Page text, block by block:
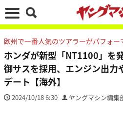
欧州で一番人気のツアラーがパフォー
ホンダが新型「NT1100」を
御サスを採用、エンジン出力
デート【海外】
2024/10/18 6:30 ヤングマシン編集